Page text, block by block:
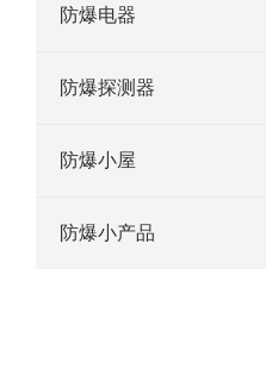
防爆电器
防爆探测器
防爆小屋
防爆小产品